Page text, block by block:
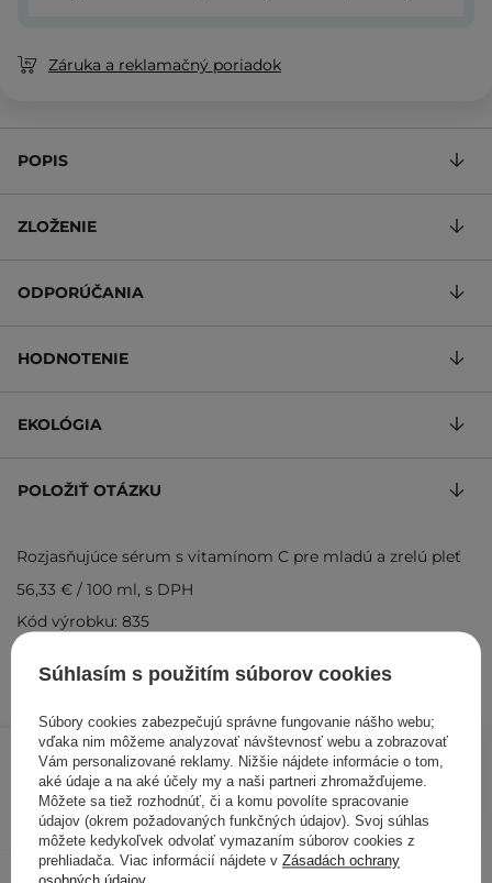
16,90 € /ks
PRIDAŤ DO KOŠÍKA
Záruka a reklamačný poriadok
POPIS
ZLOŽENIE
ODPORÚČANIA
HODNOTENIE
EKOLÓGIA
POLOŽIŤ OTÁZKU
Rozjasňujúce sérum s vitamínom C pre mladú a zrelú pleť
56,33 € / 100 ml, s DPH
Kód výrobku: 835
Kontrolovali aj ďalší zákazníci
Súhlasím s použitím súborov cookies
Súbory cookies zabezpečujú správne fungovanie nášho webu;
vďaka nim môžeme analyzovať návštevnosť webu a zobrazovať
Vám personalizované reklamy. Nižšie nájdete informácie o tom,
aké údaje a na aké účely my a naši partneri zhromažďujeme.
Môžete sa tiež rozhodnúť, či a komu povolíte spracovanie
údajov (okrem požadovaných funkčných údajov). Svoj súhlas
môžete kedykoľvek odvolať vymazaním súborov cookies z
prehliadača. Viac informácií nájdete v Zásadách ochrany